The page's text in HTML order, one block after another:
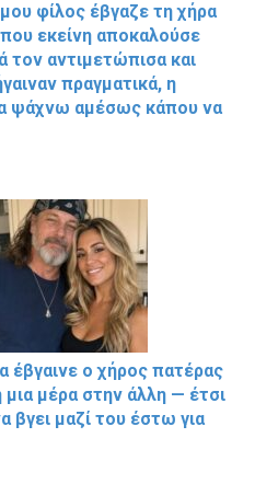
φίλος έβγαζε τη χήρα
εκείνη αποκαλούσε
τον αντιμετώπισα και
πραγματικά, η
ψάχνω αμέσως κάπου να
έβγαινε ο χήρος πατέρας
μέρα στην άλλη — έτσι
βγει μαζί του έστω για